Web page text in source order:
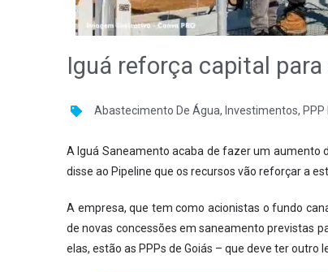
Iguá reforça capital
Abastecimento De Água, Investimentos,
A Iguá Saneamento acaba de fazer um aumento
disse ao Pipeline que os recursos vão reforçar a
A empresa, que tem como acionistas o fundo
de novas concessões em saneamento previstas
elas, estão as PPPs de Goiás – que deve ter outro